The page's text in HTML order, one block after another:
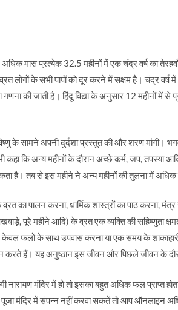
मास प्रत्येक 32.5 महीनों में एक चंद्र वर्ष का तेरहवाँ
व्रत लोगों के सभी पापों को दूर करने में सक्षम है। चंद्र
की जाती है। हिंदू विद्या के अनुसार 12 महीनों में से
के सामने अपनी दुर्दशा प्रस्तुत की और शरण मांगी।
कहा कि अन्य महीनों के दौरान अच्छे कर्म, जप, तपस्या
है। तब से इस महीने ने अन्य महीनों की तुलना में अधिक
का पालन करना, धार्मिक शास्त्रों का पाठ करना,
पूरे महीने आदि) के व्रत एक व्यक्ति की सहिष्णुता
केवल फलों के साथ उपवास करना या एक समय के
हैं। यह अनुष्ठान इस जीवन और पिछले जीवन के
नारायण मंदिर में हो तो इसका बहुत अधिक फल प्राप्त
मंदिर में संपन्न नहीं करवा सकतें तो आप ऑनलाइन